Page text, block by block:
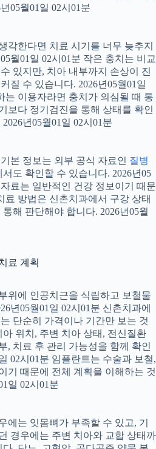
05월01일 02시01분
각한다면 치료 시기를 너무 늦추지
월01일 02시01분 작은 충치는 비교
있지만, 치아 내부까지 손상이 진
질 수 있습니다. 2026년05월01일
는 이용자라면 충치가 의심될 때 통
보다 정기검진을 통해 상태를 확인
년05월01일 02시01분
본 정보는 외부 공식 자료인 질병
서도 확인할 수 있습니다. 2026년05
료는 일반적인 건강 정보이기 때문
료 방법은 신촌치과에서 구강 상태
해 판단해야 합니다. 2026년05월
료 계획
위에 인공치근을 식립하고 보철물
년05월01일 02시01분 신촌치과에
단순히 가격이나 기간만 보는 것
위치, 주변 치아 상태, 전신질환
, 치료 후 관리 가능성을 함께 확인
02시01분 임플란트는 수술과 보철,
기 때문에 전체 계획을 이해하는 것
일 02시01분
에는 잇몸뼈가 부족할 수 있고, 기
경우에는 주변 치아와 교합 상태까